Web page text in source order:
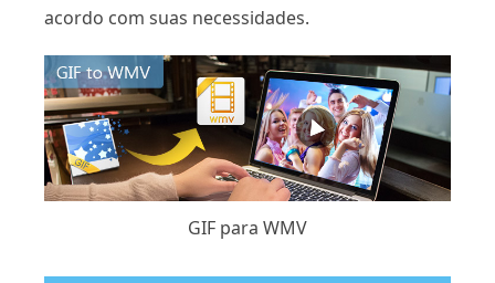
acordo com suas necessidades.
GIF para WMV